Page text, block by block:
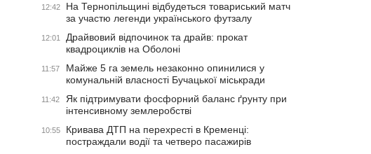
12:42
На Тернопільщині відбудеться товариський матч
за участю легенди українського футзалу
12:01
Драйвовий відпочинок та драйв: прокат
квадроциклів на Оболоні
11:57
Майже 5 га земель незаконно опинилися у
комунальній власності Бучацької міськради
11:42
Як підтримувати фосфорний баланс ґрунту при
інтенсивному землеробстві
10:55
Кривава ДТП на перехресті в Кременці:
постраждали водії та четверо пасажирів